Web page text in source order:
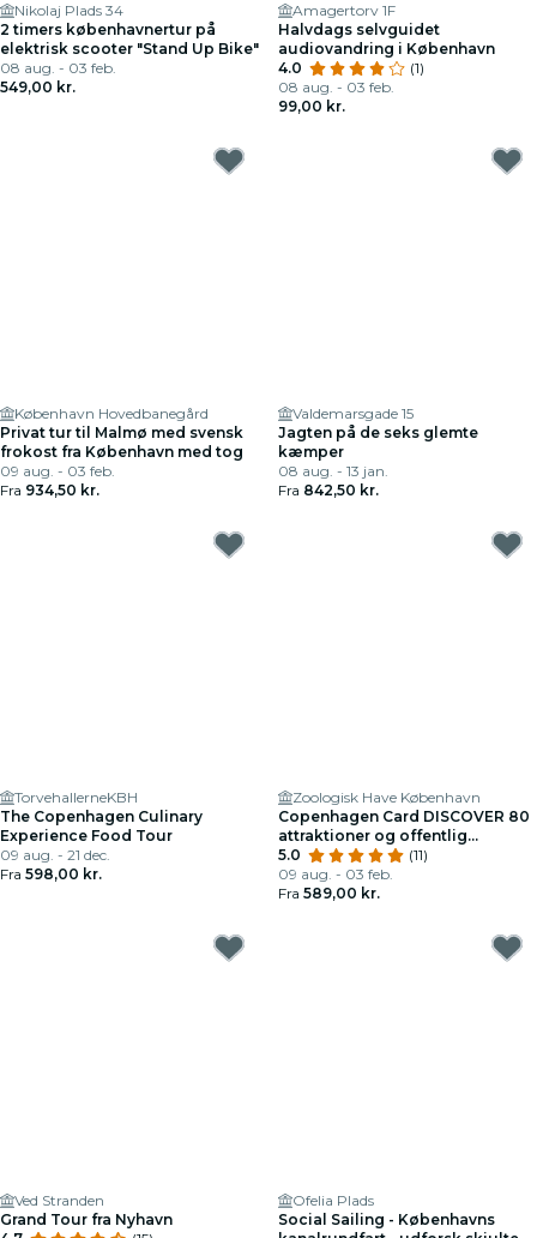
Nikolaj Plads 34
2 timers københavnertur på
elektrisk scooter "Stand Up Bike"
08 aug. - 03 feb.
549,00 kr.
Amagertorv 1F
Halvdags selvguidet
audiovandring i København
4.0
(1)
08 aug. - 03 feb.
99,00 kr.
København Hovedbanegård
Privat tur til Malmø med svensk
frokost fra København med tog
09 aug. - 03 feb.
Fra 934,50 kr.
Valdemarsgade 15
Jagten på de seks glemte
kæmper
08 aug. - 13 jan.
Fra 842,50 kr.
TorvehallerneKBH
The Copenhagen Culinary
Experience Food Tour
09 aug. - 21 dec.
Fra 598,00 kr.
Zoologisk Have København
Copenhagen Card DISCOVER 80
attraktioner og offentlig
transport
5.0
(11)
09 aug. - 03 feb.
Fra 589,00 kr.
Ved Stranden
Grand Tour fra Nyhavn
Ofelia Plads
Social Sailing - Københavns